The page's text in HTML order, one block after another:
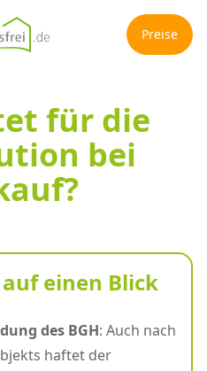
Preise
für die
bei
einen Blick
des BGH: Auch nach
haftet der